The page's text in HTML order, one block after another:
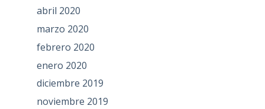
abril 2020
marzo 2020
febrero 2020
enero 2020
diciembre 2019
noviembre 2019